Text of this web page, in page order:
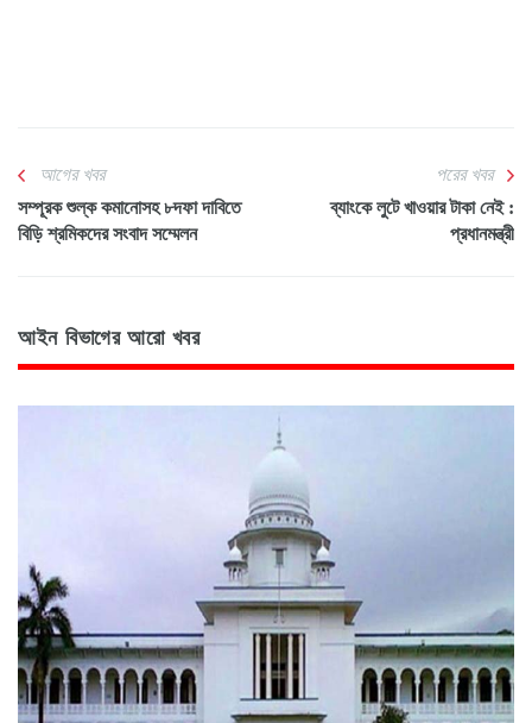
আগের খবর
সম্পূরক শুল্ক কমানোসহ ৮দফা দাবিতে
বিড়ি শ্রমিকদের সংবাদ সম্মেলন
পরের খবর
ব্যাংকে লুটে খাওয়ার টাকা নেই :
প্রধানমন্ত্রী
আইন বিভাগের আরো খবর